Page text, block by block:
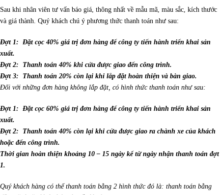
Sau khi nhân viên tư vấn báo giá, thông nhất về mẫu mã, màu sắc, kích thước
và giá thành. Quý khách chú ý phương thức thanh toán như sau:
Đợt 1: Đặt cọc 40% giá trị đơn hàng để công ty tiến hành triển khai sản
xuất.
Đợt 2: Thanh toán 40% khi cửa được giao đến công trình.
Đợt 3: Thanh toán 20% còn lại khi lắp đặt hoàn thiện và bàn giao.
Đối với những đơn hàng không lắp đặt, có hình thức thanh toán như sau:
Đợt 1: Đặt cọc 60% giá trị đơn hàng để công ty tiến hành triển khai sản
xuất.
Đợt 2: Thanh toán 40% còn lại khi cửa được giao ra chành xe của khách
hoặc đến công trình.
Thời gian hoàn thiện khoảng 10 – 15 ngày kể từ ngày nhận thanh toán đợt
1.
Quý khách hàng có thể thanh toán bằng 2 hình thức đó là: thanh toán bằng